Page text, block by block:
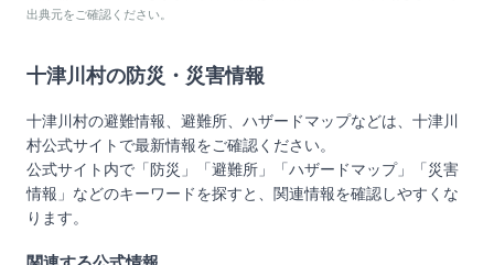
出典元をご確認ください。
十津川村の防災・災害情報
十津川村の避難情報、避難所、ハザードマップなどは、 十津川
村公式サイトで最新情報をご確認ください。
公式サイト内で「防災」「避難所」「ハザードマップ」「災害
情報」などのキーワードを探すと、関連情報を確認しやすくな
ります。